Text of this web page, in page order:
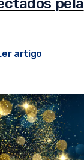
pela
artigo